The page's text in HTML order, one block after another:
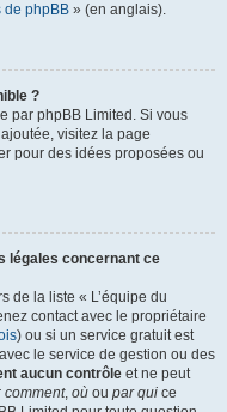
de phpBB » (en anglais).
?
par phpBB Limited. Si vous
visitez la page
pour des idées proposées ou
légales concernant ce
de la liste « L’équipe du
contact avec le propriétaire
) ou si un service gratuit est
le service de gestion ou des
aucun contrôle et ne peut
comment, où ou par qui ce